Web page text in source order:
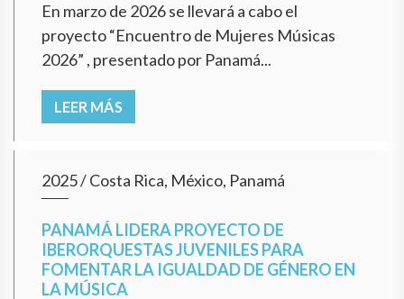
En marzo de 2026 se llevará a cabo el
proyecto “Encuentro de Mujeres Músicas
2026” , presentado por Panamá...
LEER MÁS
2025/Costa Rica, México, Panamá
PANAMÁ LIDERA PROYECTO DE
IBERORQUESTAS JUVENILES PARA
FOMENTAR LA IGUALDAD DE GÉNERO EN
LA MÚSICA